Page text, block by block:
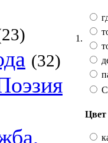
(32)
1.
Цвет